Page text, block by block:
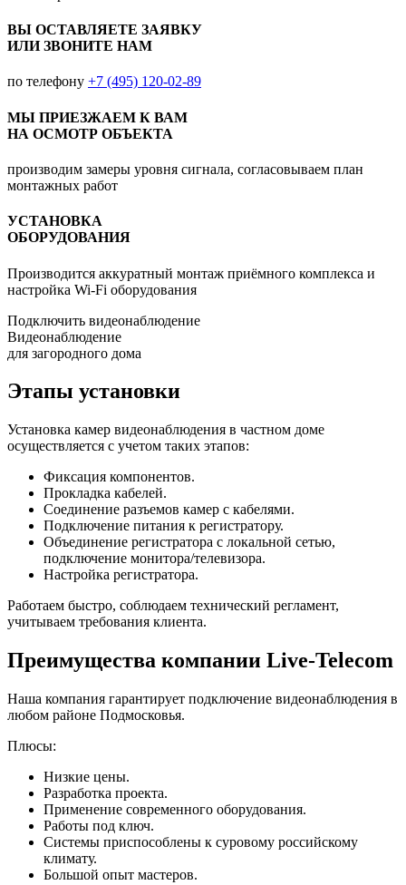
ВЫ ОСТАВЛЯЕТЕ ЗАЯВКУ
ИЛИ ЗВОНИТЕ НАМ
по телефону +7 (495) 120-02-89
МЫ ПРИЕЗЖАЕМ К ВАМ
НА ОСМОТР ОБЪЕКТА
производим замеры уровня сигнала, согласовываем план
монтажных работ
УСТАНОВКА
ОБОРУДОВАНИЯ
Производится аккуратный монтаж приёмного комплекса и
настройка Wi-Fi оборудования
Подключить видеонаблюдение
Видеонаблюдение
для загородного дома
Этапы установки
Установка камер видеонаблюдения в частном доме
осуществляется с учетом таких этапов:
Фиксация компонентов.
Прокладка кабелей.
Соединение разъемов камер с кабелями.
Подключение питания к регистратору.
Объединение регистратора с локальной сетью,
подключение монитора/телевизора.
Настройка регистратора.
Работаем быстро, соблюдаем технический регламент,
учитываем требования клиента.
Преимущества компании Live-Telecom
Наша компания гарантирует подключение видеонаблюдения в
любом районе Подмосковья.
Плюсы:
Низкие цены.
Разработка проекта.
Применение современного оборудования.
Работы под ключ.
Системы приспособлены к суровому российскому
климату.
Большой опыт мастеров.